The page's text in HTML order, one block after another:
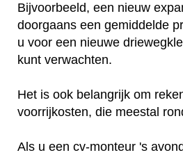
Bijvoorbeeld, een nieuw
doorgaans een gemiddelde
u voor een nieuwe
kunt verwachten.
Het is ook belangrijk om
voorrijkosten, die meestal
Als u een cv-monteur 's